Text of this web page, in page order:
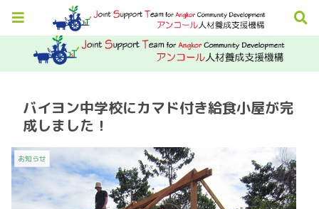
バイヨン中学校にカマド付き給食小屋が完
成しました！
お知らせ